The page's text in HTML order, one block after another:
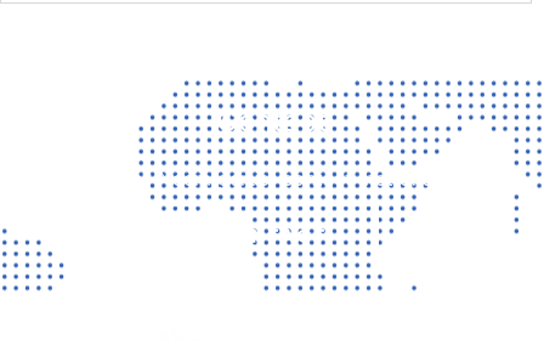
Contact
Vragen? Neem gerust contact met ons op!
CONTACT